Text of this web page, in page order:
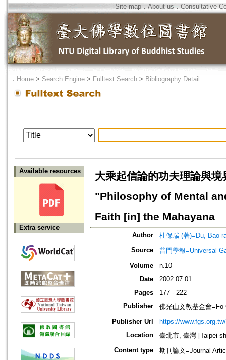
Site map．About us ． Consultative
． Home > Search Engine > Fulltext Search > Bibliography Detail
Available resources
Extra service
大乘起信論的功夫理論與
"Philosophy of Mental
Faith [in] the Mahayana
Author
杜保瑞 (著)=Du, Bao-
Source
普門學報=Universal
Volume
n.10
Date
2002.07.01
Pages
177 - 222
Publisher
佛光山文教基金會
Publisher Url
https://www.fgs.org.tw/
Location
臺北市, 臺灣 [Taipei
Content type
期刊論文=Journal